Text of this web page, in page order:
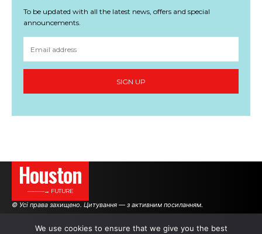
To be updated with all the latest news, offers and special
announcements.
SIGN UP
Houston
———→ FUTURE
© Усі права захищено. Цитування — з активним посиланням.
We use cookies to ensure that we give you the best